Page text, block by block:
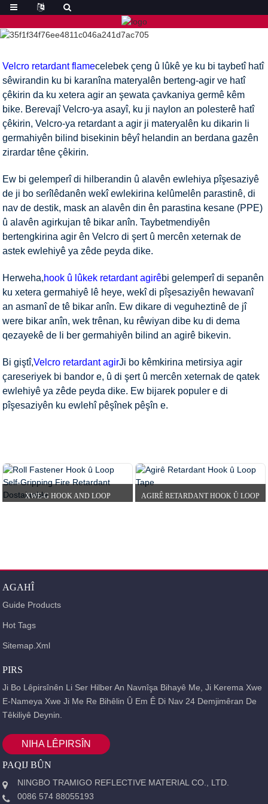
Velcro retardant flamecelebek çeng û lûkê ye ku bi taybetî hatî
sêwirandin ku bi karanîna materyalên berteng-agir ve hatî
çêkirin da ku xetera agir an şewata çavkaniya germê kêm
bike. Berevajî Velcro-ya asayî, ku ji naylon an polesterê hatî
çêkirin, Velcro-ya retardant a agir ji materyalên ku dikarin li
germahiyên bilind bisekinin bêyî helandin an berdana gazên
zirardar têne çêkirin.
Ew bi gelemperî di hilberandin û alavên ewlehiya pîşesaziyê
de ji bo serîlêdanên wekî ewlekirina kelûmelên parastinê, di
nav de destik, mask an alavên din ên parastina kesane (PPE)
û alavên agirkujan tê bikar anîn. Taybetmendiyên
bertengkirina agir ên Velcro di şert û mercên xeternak de
astek ewlehiyê ya zêde peyda dike.
Herweha,hook û lûkek retardant agirêbi gelemperî di sepanên
ku xetera germahiyê lê heye, wekî di pîşesaziyên hewavanî
an asmanî de tê bikar anîn. Ew dikare di veguheztinê de jî
were bikar anîn, wek trênan, ku rêwiyan dibe ku di dema
qezayekê de li ber germahiyên bilind an agirê bikevin.
Bi giştî,Velcro retardant agirJi bo kêmkirina metirsiya agir
çareseriyek bi bandor e, û di şert û mercên xeternak de qatek
ewlehiyê ya zêde peyda dike. Ew bijarek populer e di
pîşesaziyên ku ewlehî pêşînek pêşîn e.
XWE-G HOOK AND LOOP AGIRÊ RETARDANT HOOK Û LOOP
AGAHÎ
Guide Products
Hot Tags
Sitemap.xml
PIRS
Ji Bo Lêpirsînên Li Ser Hilber An Navnîşa Bihayê Me, Ji Kerema Xwe
E-Nameya Xwe Ji Me Re Bihêlin Û Em Ê Di Nav 24 Demjimêran De
Têkiliyê Deynin.
NIHA LÊPIRSÎN
PAQIJ BÛN
NINGBO TRAMIGO REFLECTIVE MATERIAL CO., LTD.
0086 574 88055193